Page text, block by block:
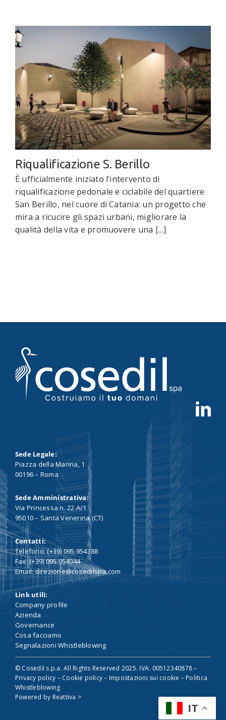
Riqualificazione S. Berillo
È ufficialmente iniziato l’intervento di
riqualificazione pedonale e ciclabile del quartiere
San Berillo, nel cuore di Catania: un progetto che
mira a ricucire gli spazi urbani, migliorare la
qualità della vita e promuovere una [...]
Sede Legale:
Piazza della Marina, 1
00196 – Roma
Sede Amministrativa:
Via Princessa n. 22 A/1
95010 – Santa Venerina (CT)
Contatti:
Telefono: (+39) 095.954388
Fax: (+39) 095.954044
Email: direzione@cosedilspa.com
Link utili:
Company profile
Azienda
Governance
Cosa facciamo
Segnalazioni Whistleblowing
© Cosedil s.p.a. All Rights Reserved 2025. IVA: 00512340878 –
Privacy policy – Cookie policy– Impostazioni sui cookie – Politica
Whistleblowing
Powered by Reattiva >
IT